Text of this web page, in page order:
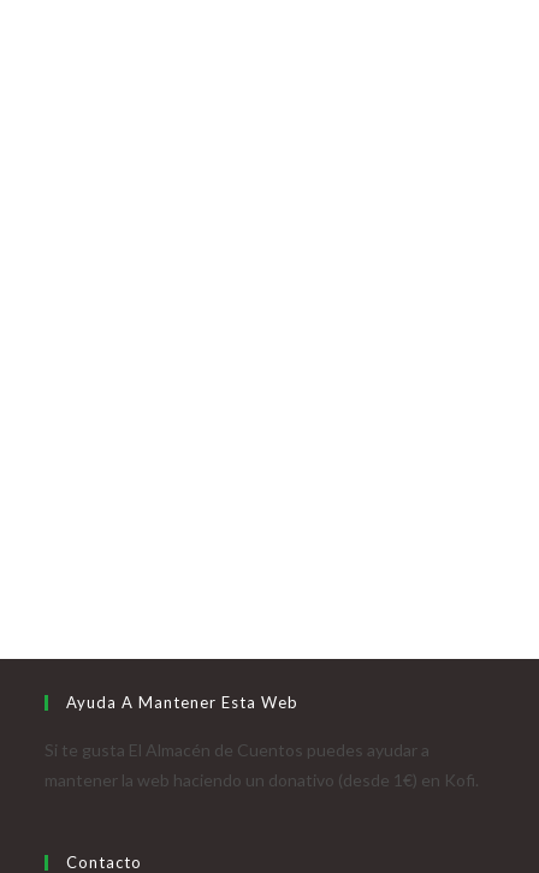
Ayuda A Mantener Esta Web
Si te gusta El Almacén de Cuentos puedes ayudar a
mantener la web haciendo un donativo (desde 1€) en Kofi.
Contacto